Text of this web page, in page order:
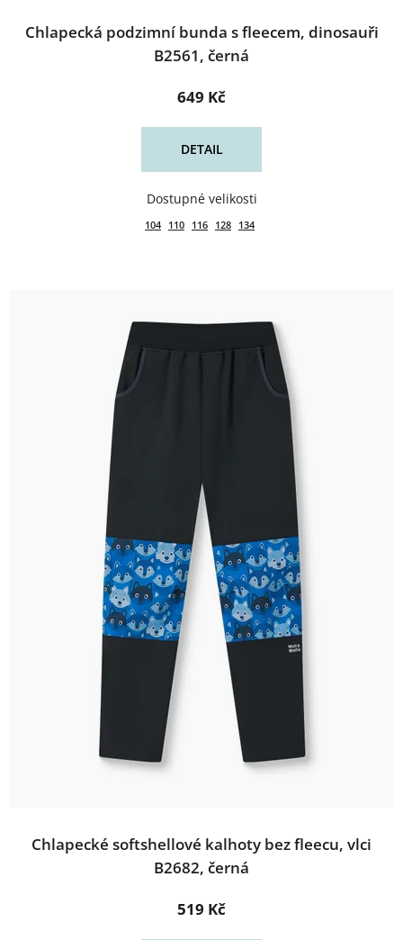
Chlapecká podzimní bunda s fleecem, dinosauři
B2561, černá
649 Kč
DETAIL
104 110 116 128 134
Chlapecké softshellové kalhoty bez fleecu, vlci
B2682, černá
519 Kč